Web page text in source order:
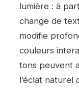
lumière : à
change de
modifie
couleurs
tons peuvent
l’éclat naturel